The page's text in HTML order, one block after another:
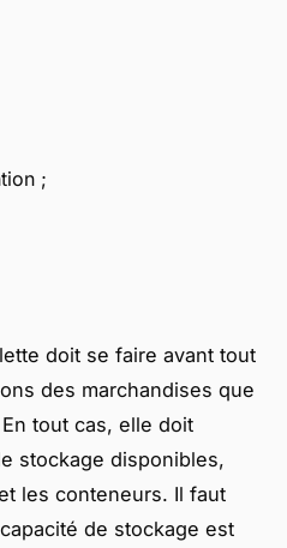
;
doit se faire avant tout
des marchandises que
tout cas, elle doit
stockage disponibles,
les conteneurs. Il faut
de stockage est